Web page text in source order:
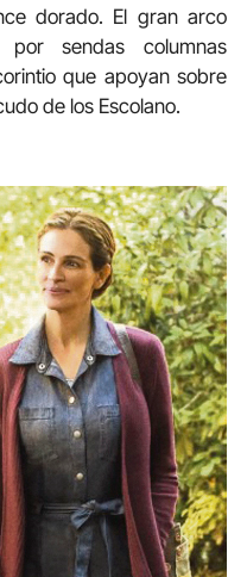
dorado. El gran arco
sendas columnas
que apoyan sobre
de los Escolano.